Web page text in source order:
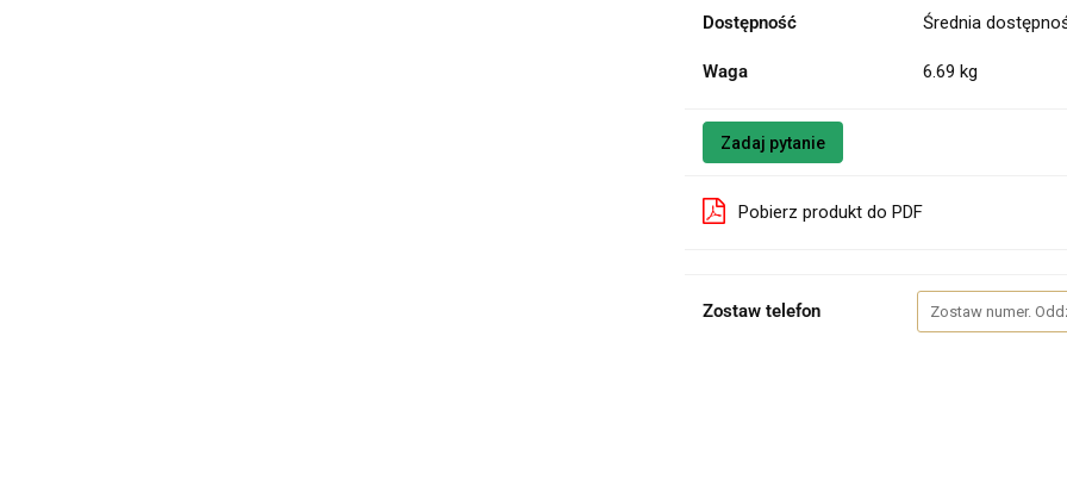
Dostępność Średnia
Waga 6.69 kg
Zadaj pytanie
Pobierz produkt do PDF
Zostaw telefon